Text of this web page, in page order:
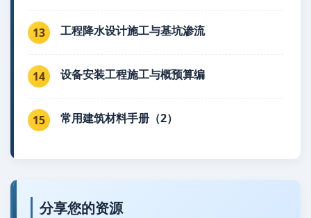
13 工程降水设计施工与基坑渗流
14 设备安装工程施工与概预算编
15 常用建筑材料手册（2）
分享您的资源